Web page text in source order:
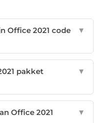
Office 2021 code
▼
pakket
▼
Office 2021
▼